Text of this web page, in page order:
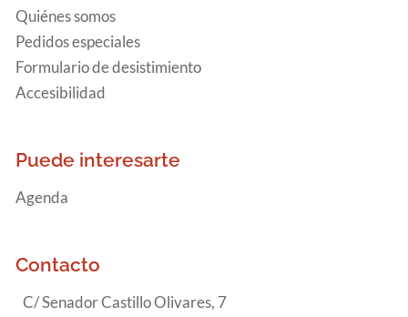
Quiénes somos
Pedidos especiales
Formulario de desistimiento
Accesibilidad
Puede interesarte
Agenda
Contacto
C/ Senador Castillo Olivares, 7